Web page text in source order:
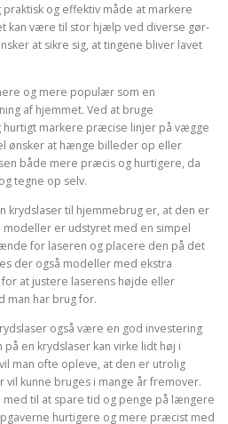
og effektiv måde at markere
kan være til stor hjælp ved diverse gør-
at sikre sig, at tingene bliver lavet
og mere populær som en
af hjemmet. Ved at bruge
hurtigt markere præcise linjer på vægge
ønsker at hænge billeder op eller
både mere præcis og hurtigere, da
tegne op selv.
krydslaser til hjemmebrug er, at den er
er udstyret med en simpel
for laseren og placere den på det
der også modeller med ekstra
at justere laserens højde eller
man har brug for.
også være en god investering
en krydslaser kan virke lidt høj i
man ofte opleve, at den er utrolig
kunne bruges i mange år fremover.
til at spare tid og penge på længere
hurtigere og mere præcist med